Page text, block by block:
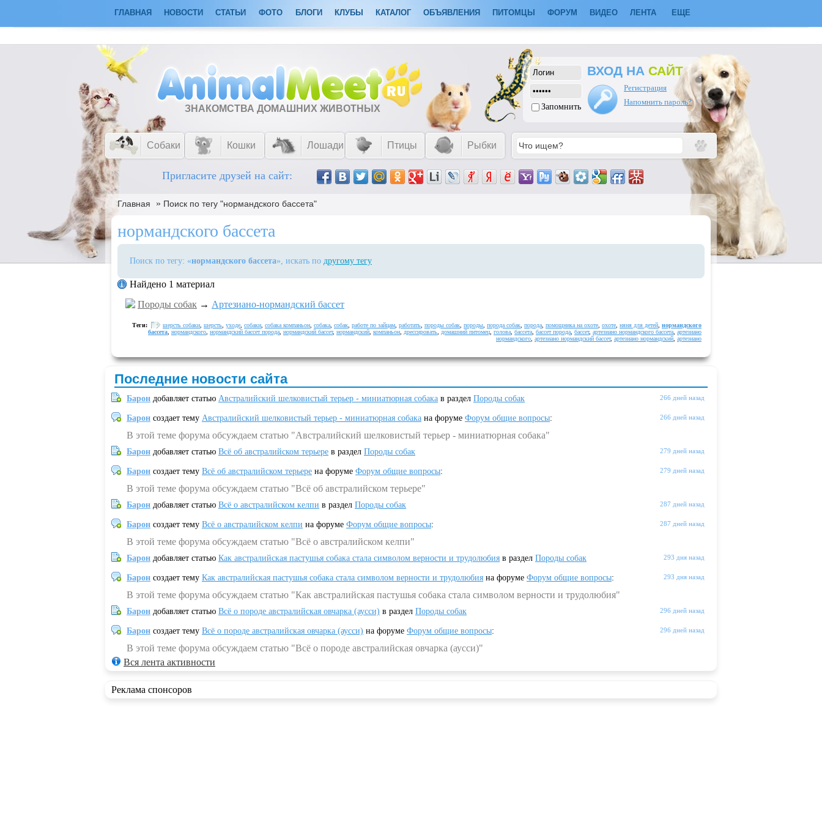
ГЛАВНАЯ НОВОСТИ СТАТЬИ ФОТО БЛОГИ КЛУБЫ КАТАЛОГ ОБЪЯВЛЕНИЯ ПИТОМЦЫ ФОРУМ ВИДЕО ЛЕНТА ЕЩЕ
ЗНАКОМСТВА ДОМАШНИХ ЖИВОТНЫХ Запомнить
ВХОД НА САЙТ
Регистрация
Напомнить пароль?
Собаки Кошки Лошади Птицы Рыбки
Пригласите друзей на сайт:
Главная » Поиск по тегу "нормандского бассета"
нормандского бассета
Поиск по тегу: «нормандского бассета», искать по другому тегу
Найдено 1 материал
Породы собак → Артезиано-нормандский бассет
Теги: шерсть собаки шерсть уходе собаки собака компаньон собака собак работе по зайцам работать породы собак породы порода собак порода помощника на охоте охоте няня для детей нормандского
бассета нормандского нормандский бассет порода нормандский бассет, нормандский компаньон дрессировать домашний питомец голова бассета бассет порода бассет, артезиано нормандского бассета артезиано
нормандского артезиано нормандский бассет, артезиано нормандский артезиано
Последние новости сайта
266 дней назад
Барон добавляет статью Австралийский шелковистый терьер - миниатюрная собака в раздел Породы собак
266 дней назад
Барон создает тему Австралийский шелковистый терьер - миниатюрная собака на форуме Форум общие вопросы:
В этой теме форума обсуждаем статью "Австралийский шелковистый терьер - миниатюрная собака"
279 дней назад
Барон добавляет статью Всё об австралийском терьере в раздел Породы собак
279 дней назад
Барон создает тему Всё об австралийском терьере на форуме Форум общие вопросы:
В этой теме форума обсуждаем статью "Всё об австралийском терьере"
287 дней назад
Барон добавляет статью Всё о австралийском келпи в раздел Породы собак
287 дней назад
Барон создает тему Всё о австралийском келпи на форуме Форум общие вопросы:
В этой теме форума обсуждаем статью "Всё о австралийском келпи"
293 дня назад
Барон добавляет статью Как австралийская пастушья собака стала символом верности и трудолюбия в раздел Породы собак
293 дня назад
Барон создает тему Как австралийская пастушья собака стала символом верности и трудолюбия на форуме Форум общие вопросы:
В этой теме форума обсуждаем статью "Как австралийская пастушья собака стала символом верности и трудолюбия"
296 дней назад
Барон добавляет статью Всё о породе австралийская овчарка (аусси) в раздел Породы собак
296 дней назад
Барон создает тему Всё о породе австралийская овчарка (аусси) на форуме Форум общие вопросы:
В этой теме форума обсуждаем статью "Всё о породе австралийская овчарка (аусси)"
Вся лента активности
Реклама спонсоров